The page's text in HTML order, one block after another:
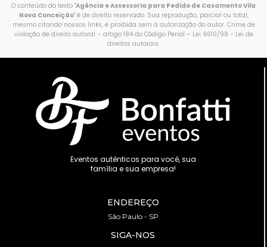
O conteúdo do texto "Agência e Assessoria para Pedido de Casamento Vila
Nova Conceição" é de direito reservado. Sua reprodução, parcial ou total,
mesmo citando nossos links, é proibida sem a autorização do autor. Crime de
violação de direito autoral – artigo 184 do Código Penal – Lei 9610/98 - Lei de
direitos autorais.
Eventos autênticos para você, sua
família e sua empresa!
ENDEREÇO
São Paulo - SP
SIGA-NOS